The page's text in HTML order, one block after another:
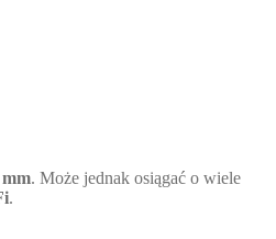
mm. Może jednak osiągać o wiele
.